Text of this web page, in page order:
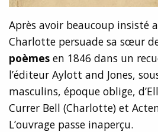
Après avoir beaucoup insisté
Charlotte persuade sa sœur
poèmes en 1846 dans un
l’éditeur Aylott and Jones,
masculins, époque oblige,
Currer Bell (Charlotte) et
L’ouvrage passe inaperçu.